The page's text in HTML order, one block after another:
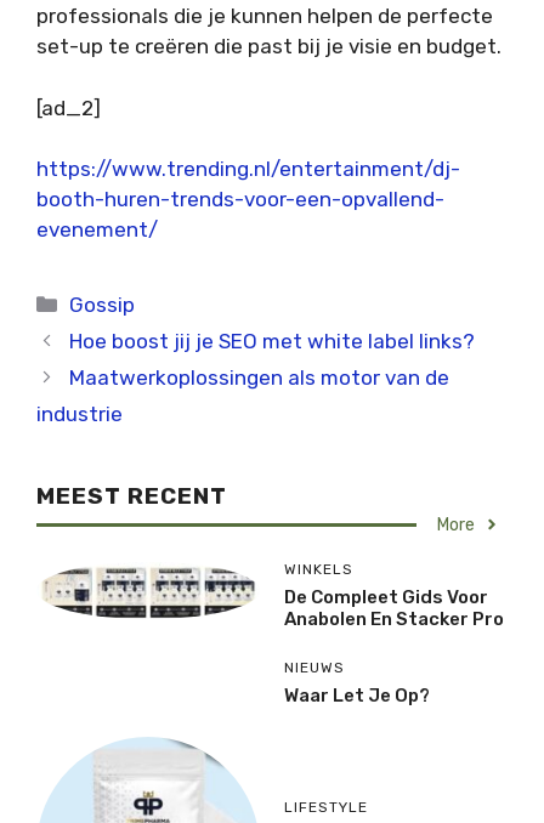
professionals die je kunnen helpen de perfecte
set-up te creëren die past bij je visie en budget.
[ad_2]
https://www.trending.nl/entertainment/dj-
booth-huren-trends-voor-een-opvallend-
evenement/
Categorieën
Gossip
Hoe boost jij je SEO met white label links?
Maatwerkoplossingen als motor van de
industrie
MEEST RECENT
More
WINKELS
De Compleet Gids Voor
Anabolen En Stacker Pro
NIEUWS
Waar Let Je Op?
LIFESTYLE